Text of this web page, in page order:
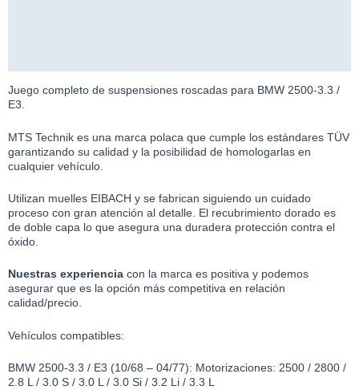
Juego completo de suspensiones roscadas para BMW 2500-3.3 /
E3.
MTS Technik es una marca polaca que cumple los estándares TÜV
garantizando su calidad y la posibilidad de homologarlas en
cualquier vehículo.
Utilizan muelles EIBACH y se fabrican siguiendo un cuidado
proceso con gran atención al detalle. El recubrimiento dorado es
de doble capa lo que asegura una duradera protección contra el
óxido.
Nuestras experiencia con la marca es positiva y podemos
asegurar que es la opción más competitiva en relación
calidad/precio.
Vehículos compatibles:
BMW 2500-3.3 / E3 (10/68 – 04/77): Motorizaciones: 2500 / 2800 /
2.8 L / 3.0 S / 3.0 L / 3.0 Si / 3.2 Li / 3.3 L